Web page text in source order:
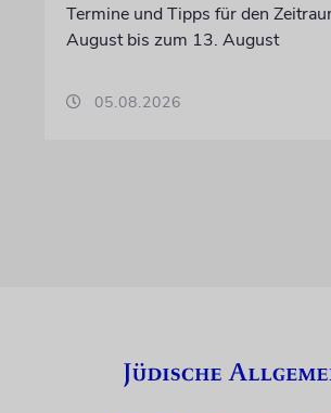
Termine und Tipps für den
August bis zum 13. August
05.08.2026